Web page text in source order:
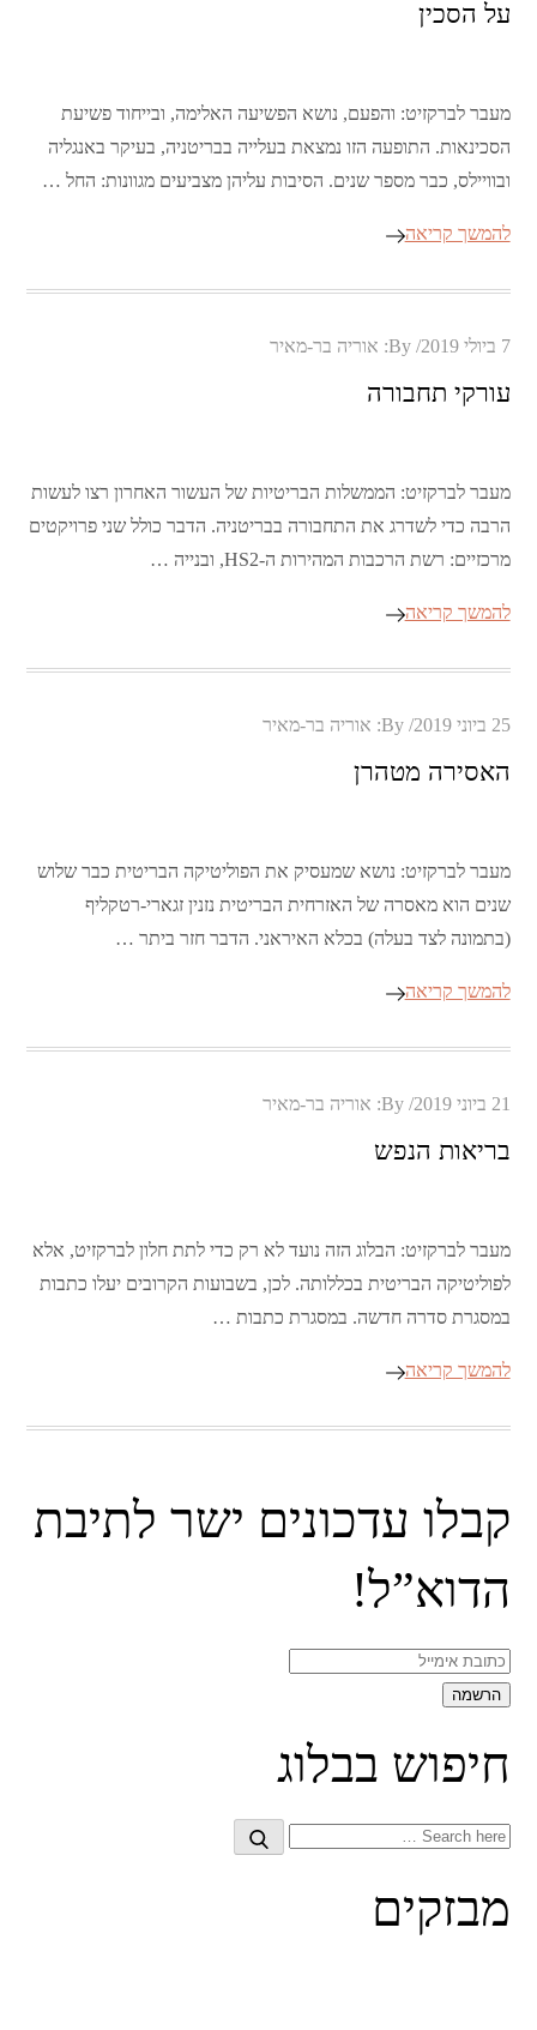
על הסכין
מעבר לברקזיט: והפעם, נושא הפשיעה האלימה, ובייחוד פשיעת
הסכינאות. התופעה הזו נמצאת בעלייה בבריטניה, בעיקר באנגליה
ובוויילס, כבר מספר שנים. הסיבות עליהן מצביעים מגוונות: החל …
להמשך קריאה
Posted
7 ביולי 2019 By: אוריה בר-מאיר
עורקי תחבורה
מעבר לברקזיט: הממשלות הבריטיות של העשור האחרון רצו לעשות
הרבה כדי לשדרג את התחבורה בבריטניה. הדבר כולל שני פרויקטים
מרכזיים: רשת הרכבות המהירות ה-HS2, ובנייה …
להמשך קריאה
Posted
25 ביוני 2019 By: אוריה בר-מאיר
האסירה מטהרן
מעבר לברקזיט: נושא שמעסיק את הפוליטיקה הבריטית כבר שלוש
שנים הוא מאסרה של האזרחית הבריטית נזנין זגארי-רטקליף
(בתמונה לצד בעלה) בכלא האיראני. הדבר חזר ביתר …
להמשך קריאה
Posted
21 ביוני 2019 By: אוריה בר-מאיר
בריאות הנפש
מעבר לברקזיט: הבלוג הזה נועד לא רק כדי לתת חלון לברקזיט, אלא
לפוליטיקה הבריטית בכללותה. לכן, בשבועות הקרובים יעלו כתבות
במסגרת סדרה חדשה. במסגרת כתבות …
להמשך קריאה
קבלו עדכונים ישר לתיבת
הדוא”ל!
חיפוש בבלוג
Search
Search
מבזקים